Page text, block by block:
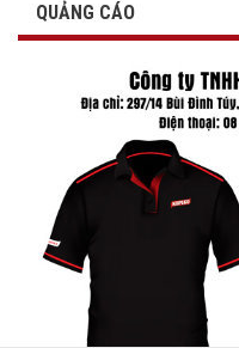
QUẢNG CÁO